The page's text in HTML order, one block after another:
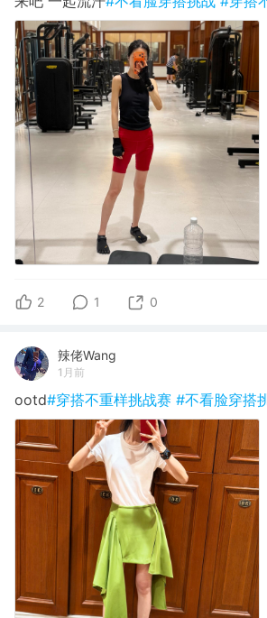
2 1 0
辣佬Wang
1月前
ootd#穿搭不重样挑战赛 #不看脸穿搭